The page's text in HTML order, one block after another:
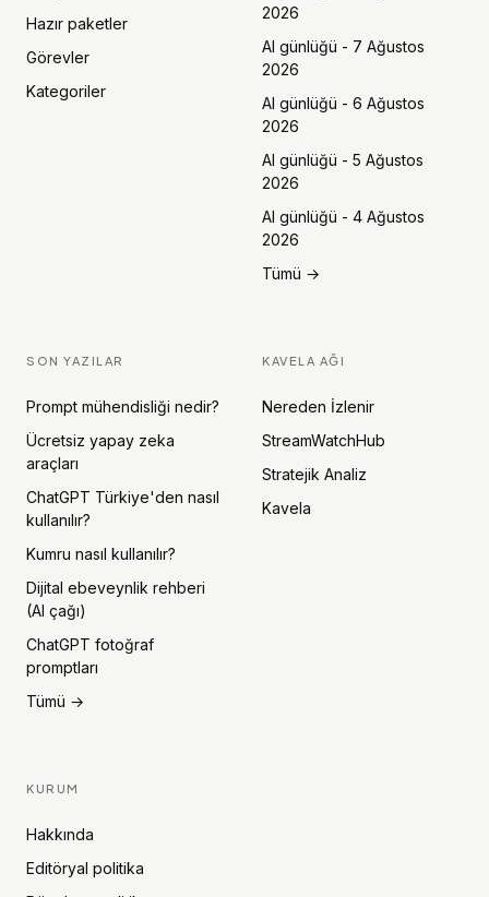
Hazır paketler
Görevler
Kategoriler
2026
AI günlüğü - 7 Ağustos
2026
AI günlüğü - 6 Ağustos
2026
AI günlüğü - 5 Ağustos
2026
AI günlüğü - 4 Ağustos
2026
Tümü →
SON YAZILAR
Prompt mühendisliği nedir?
Ücretsiz yapay zeka
araçları
ChatGPT Türkiye'den nasıl
kullanılır?
Kumru nasıl kullanılır?
Dijital ebeveynlik rehberi
(AI çağı)
ChatGPT fotoğraf
promptları
Tümü →
KAVELA AĞI
Nereden İzlenir
StreamWatchHub
Stratejik Analiz
Kavela
KURUM
Hakkında
Editöryal politika